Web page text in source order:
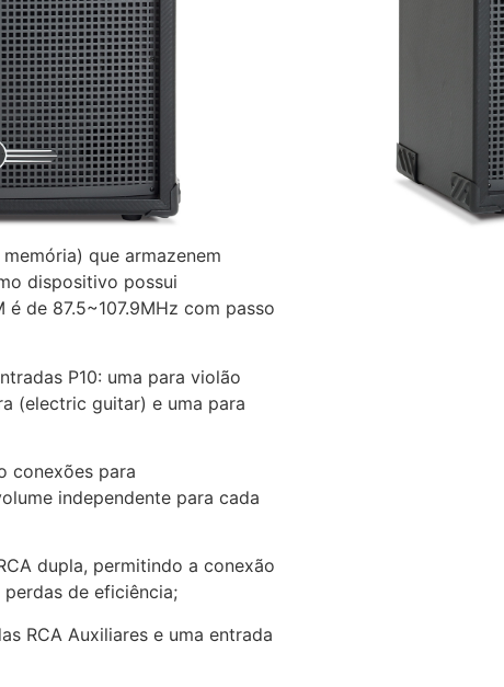
ou alterar a voltagem do
/ Line Out com ajuste de
é utilizado para interligar a
som ou qualquer outro
painel frontal um dispositivo
Bluetooth, USB
que armazenem
dispositivo possui
de 87.5~107.9MHz com passo
P10: uma para violão
(electric guitar) e uma para
conexões para
independente para cada
dupla, permitindo a conexão
de eficiência;
RCA Auxiliares e uma entrada